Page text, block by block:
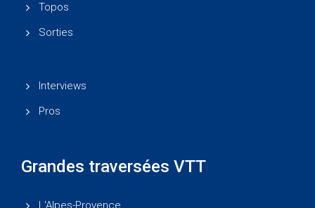
Topos
Sorties
Interviews
Pros
Grandes traversées VTT